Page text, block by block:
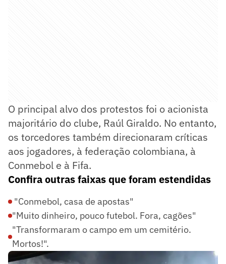
O principal alvo dos protestos foi o acionista
majoritário do clube, Raúl Giraldo. No entanto,
os torcedores também direcionaram críticas
aos jogadores, à federação colombiana, à
Conmebol e à Fifa.
Confira outras faixas que foram estendidas
"Conmebol, casa de apostas"
"Muito dinheiro, pouco futebol. Fora, cagões"
"Transformaram o campo em um cemitério.
Mortos!".